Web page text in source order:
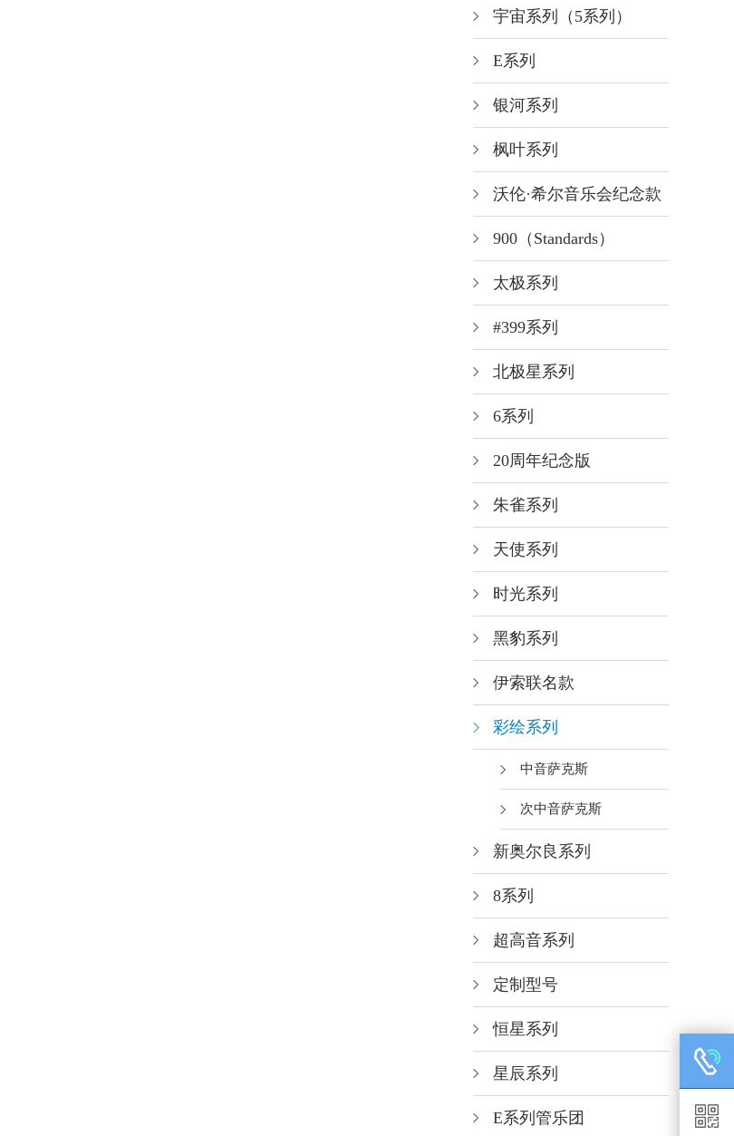
宇宙系列（5系列）
E系列
银河系列
枫叶系列
沃伦·希尔音乐会纪念款
900（Standards）
太极系列
#399系列
北极星系列
6系列
20周年纪念版
朱雀系列
天使系列
时光系列
黑豹系列
伊索联名款
彩绘系列
中音萨克斯
次中音萨克斯
新奥尔良系列
8系列
超高音系列
定制型号
恒星系列
星辰系列
E系列管乐团